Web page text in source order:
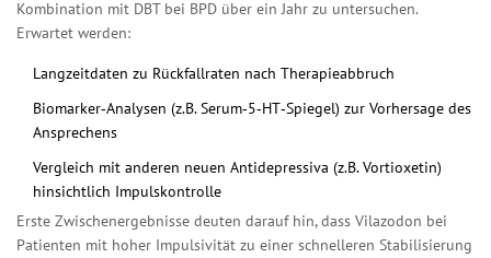
Kombination mit DBT bei BPD über ein Jahr zu untersuchen.
Erwartet werden:
Langzeitdaten zu Rückfallraten nach Therapieabbruch
Biomarker‑Analysen (z.B. Serum‑5‑HT‑Spiegel) zur Vorhersage des
Ansprechens
Vergleich mit anderen neuen Antidepressiva (z.B. Vortioxetin)
hinsichtlich Impulskontrolle
Erste Zwischenergebnisse deuten darauf hin, dass Vilazodon bei
Patienten mit hoher Impulsivität zu einer schnelleren Stabilisierung